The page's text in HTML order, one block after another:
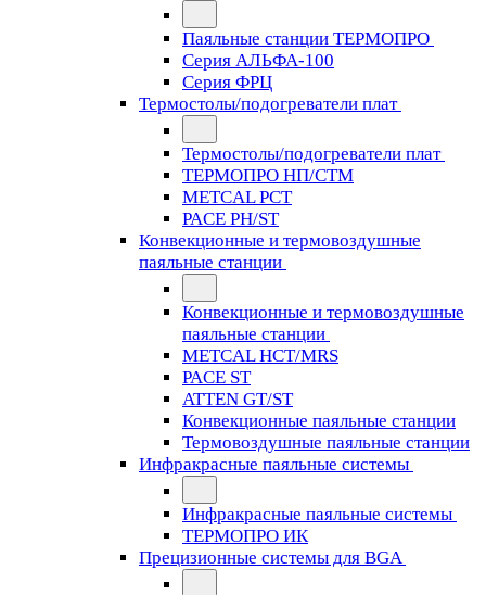
Паяльные станции ТЕРМОПРО
Серия АЛЬФА-100
Серия ФРЦ
Термостолы/подогреватели плат
Термостолы/подогреватели плат
ТЕРМОПРО НП/СТМ
METCAL PCT
PACE PH/ST
Конвекционные и термовоздушные
паяльные станции
Конвекционные и термовоздушные
паяльные станции
METCAL HCT/MRS
PACE ST
ATTEN GT/ST
Конвекционные паяльные станции
Термовоздушные паяльные станции
Инфракрасные паяльные системы
Инфракрасные паяльные системы
ТЕРМОПРО ИК
Прецизионные системы для BGA